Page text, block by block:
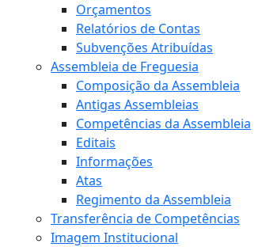
Orçamentos
Relatórios de Contas
Subvenções Atribuídas
Assembleia de Freguesia
Composição da Assembleia
Antigas Assembleias
Competências da Assembleia
Editais
Informações
Atas
Regimento da Assembleia
Transferência de Competências
Imagem Institucional